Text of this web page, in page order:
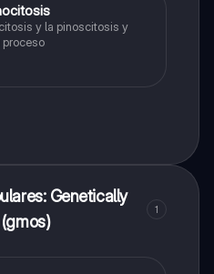
y la pinoscitosis y
proceso
Genetically
1